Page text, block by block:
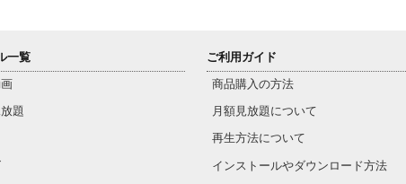
一覧
題
ご利用ガイド
商品購入の方法
月額見放題について
再生方法について
インストールやダウンロード方法